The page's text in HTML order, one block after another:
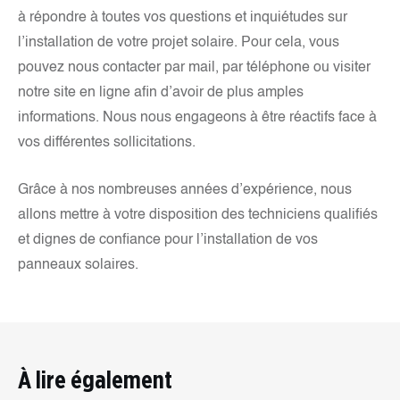
à répondre à toutes vos questions et inquiétudes sur
l’installation de votre projet solaire. Pour cela, vous
pouvez nous contacter par mail, par téléphone ou visiter
notre site en ligne afin d’avoir de plus amples
informations. Nous nous engageons à être réactifs face à
vos différentes sollicitations.
Grâce à nos nombreuses années d’expérience, nous
allons mettre à votre disposition des techniciens qualifiés
et dignes de confiance pour l’installation de vos
panneaux solaires.
À lire également